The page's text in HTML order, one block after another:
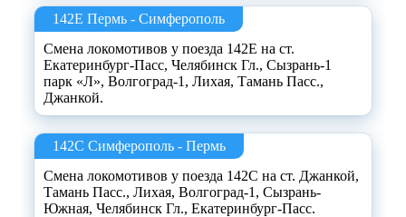
142Е Пермь - Симферополь
Смена локомотивов у поезда 142Е на ст.
Екатеринбург-Пасс, Челябинск Гл., Сызрань-1
парк «Л», Волгоград-1, Лихая, Тамань Пасс.,
Джанкой.
142С Симферополь - Пермь
Смена локомотивов у поезда 142С на ст. Джанкой,
Тамань Пасс., Лихая, Волгоград-1, Сызрань-
Южная, Челябинск Гл., Екатеринбург-Пасс.